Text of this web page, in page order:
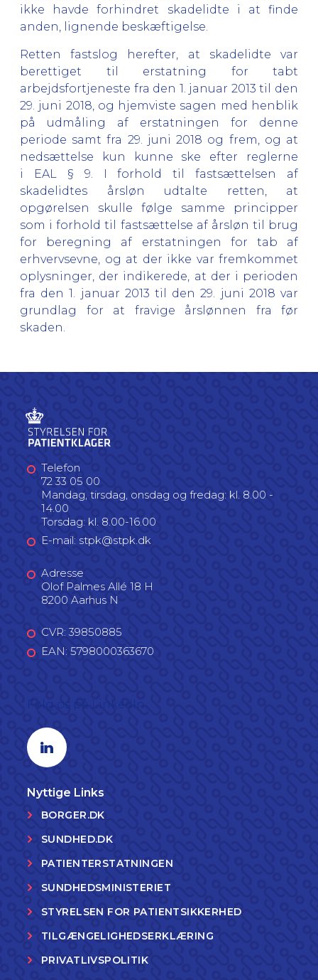
ikke havde forhindret skadelidte i at finde
anden, lignende beskæftigelse.
Retten fastslog herefter, at skadelidte var
berettiget til erstatning for tabt
arbejdsfortjeneste fra den 1. januar 2013 til den
29. juni 2018, og hjemviste sagen med henblik
på udmåling af erstatningen for denne
periode samt fra 29. juni 2018 og frem, og at
nedsættelse kun kunne ske efter reglerne
i EAL § 9. I forhold til fastsættelsen af
skadelidtes årsløn udtalte retten, at
opgørelsen skulle følge samme principper
som i forhold til fastsættelse af årsløn til brug
for beregning af erstatningen for tab af
erhvervsevne, og at der ikke var fremkommet
oplysninger, der indikerede, at der i perioden
fra den 1. januar 2013 til den 29. juni 2018 var
grundlag for at fravige årslønnen fra før
skaden.
Telefon
72 33 05 00
Mandag, tirsdag, onsdag og fredag: kl. 8.00 -
14.00
Torsdag: kl. 8.00-16.00
E-mail: stpk@stpk.dk
Adresse
Olof Palmes Allé 18 H
8200 Aarhus N
CVR: 39850885
EAN: 5798000363670
Linkedin profil
Nyttige Links
BORGER.DK
SUNDHED.DK
PATIENTERSTATNINGEN
SUNDHEDSMINISTERIET
STYRELSEN FOR PATIENTSIKKERHED
TILGÆNGELIGHEDSERKLÆRING
PRIVATLIVSPOLITIK